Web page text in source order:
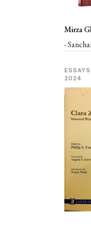
Mirza
-
ESSAYS
2024